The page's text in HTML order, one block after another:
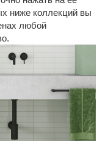
ниже коллекций вы
любой